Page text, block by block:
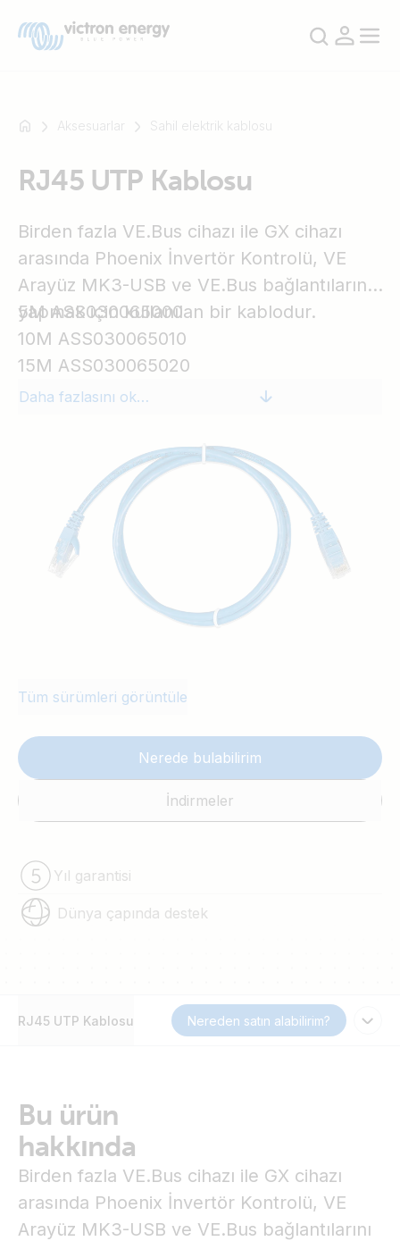
Mesela
Multiplus-
Orion
SmartShunt
Aksesuarlar Sahil elektrik kablosu
RJ45 UTP Kablosu
Birden fazla VE.Bus cihazı ile GX cihazı
arasında Phoenix İnvertör Kontrolü, VE
Arayüz MK3-USB ve VE.Bus bağlantılarını
yapmak için kullanılan bir kablodur.
5M ASS030065000
10M ASS030065010
15M ASS030065020
Daha fazlasını okuyun
Tüm sürümleri görüntüle
Nerede bulabilirim
İndirmeler
Yıl garantisi
Dünya çapında destek
RJ45 UTP Kablosu Nereden satın alabilirim?
Bu ürün
hakkında
Birden fazla VE.Bus cihazı ile GX cihazı
arasında Phoenix İnvertör Kontrolü, VE
Arayüz MK3-USB ve VE.Bus bağlantılarını